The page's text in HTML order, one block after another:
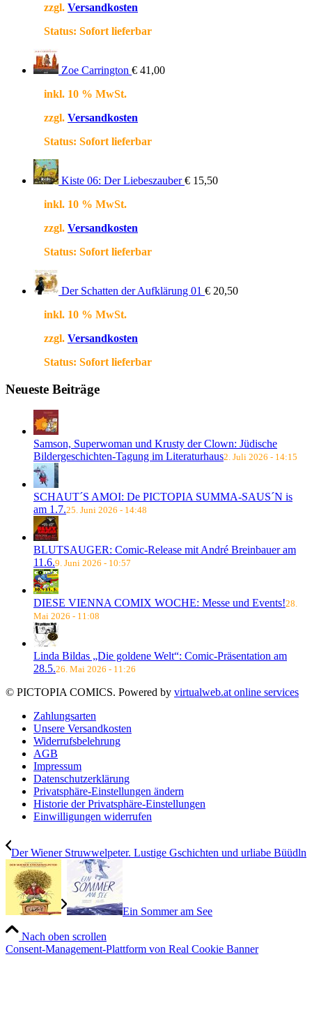
zzgl. Versandkosten
Status: Sofort lieferbar
Zoe Carrington € 41,00
inkl. 10 % MwSt.
zzgl. Versandkosten
Status: Sofort lieferbar
Kiste 06: Der Liebeszauber € 15,50
inkl. 10 % MwSt.
zzgl. Versandkosten
Status: Sofort lieferbar
Der Schatten der Aufklärung 01 € 20,50
inkl. 10 % MwSt.
zzgl. Versandkosten
Status: Sofort lieferbar
Neueste Beiträge
Samson, Superwoman und Krusty der Clown: Jüdische
Bildergeschichten-Tagung im Literaturhaus2. Juli 2026 - 14:15
SCHAUT´S AMOI: De PICTOPIA SUMMA-SAUS´N is
am 1.7.25. Juni 2026 - 14:48
BLUTSAUGER: Comic-Release mit André Breinbauer am
11.6.9. Juni 2026 - 10:57
DIESE VIENNA COMIX WOCHE: Messe und Events!28.
Mai 2026 - 11:08
Linda Bildas „Die goldene Welt“: Comic-Präsentation am
28.5.26. Mai 2026 - 11:26
© PICTOPIA COMICS. Powered by virtualweb.at online services
Zahlungsarten
Unsere Versandkosten
Widerrufsbelehrung
AGB
Impressum
Datenschutzerklärung
Privatsphäre-Einstellungen ändern
Historie der Privatsphäre-Einstellungen
Einwilligungen widerrufen
Der Wiener Struwwelpeter. Lustige Gschichten und urliabe Büüdln
Ein Sommer am See
Nach oben scrollen
Consent-Management-Plattform von Real Cookie Banner